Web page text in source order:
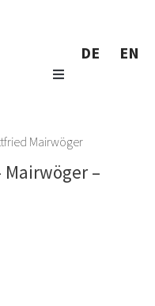
DE EN
Mairwöger
Mairwöger –